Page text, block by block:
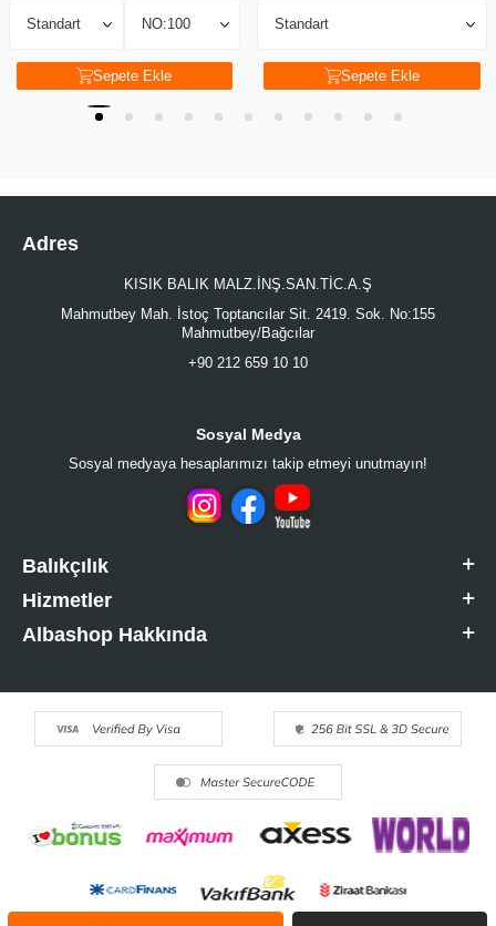
Sepete Ekle Sepete Ekle
Adres
KISIK BALIK MALZ.İNŞ.SAN.TİC.A.Ş
Mahmutbey Mah. İstoç Toptancılar Sit. 2419. Sok. No:155
Mahmutbey/Bağcılar
+90 212 659 10 10
Sosyal Medya
Sosyal medyaya hesaplarımızı takip etmeyi unutmayın!
Balıkçılık
Hizmetler
Albashop Hakkında